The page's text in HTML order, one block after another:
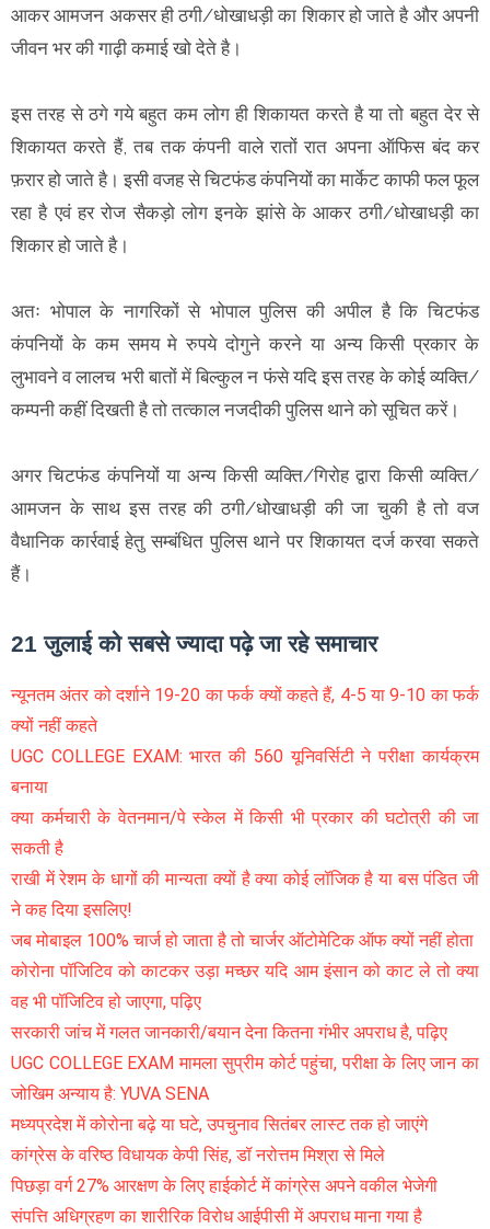
आकर आमजन अकसर ही ठगी/धोखाधड़ी का शिकार हो जाते है और अपनी
जीवन भर की गाढ़ी कमाई खो देते है।
इस तरह से ठगे गये बहुत कम लोग ही शिकायत करते है या तो बहुत देर से
शिकायत करते हैं, तब तक कंपनी वाले रातों रात अपना ऑफिस बंद कर
फ़रार हो जाते है। इसी वजह से चिटफंड कंपनियों का मार्केट काफी फल फूल
रहा है एवं हर रोज सैकड़ो लोग इनके झांसे के आकर ठगी/धोखाधड़ी का
शिकार हो जाते है।
अतः भोपाल के नागरिकों से भोपाल पुलिस की अपील है कि चिटफंड
कंपनियों के कम समय मे रुपये दोगुने करने या अन्य किसी प्रकार के
लुभावने व लालच भरी बातों में बिल्कुल न फंसे यदि इस तरह के कोई व्यक्ति/
कम्पनी कहीं दिखती है तो तत्काल नजदीकी पुलिस थाने को सूचित करें।
अगर चिटफंड कंपनियों या अन्य किसी व्यक्ति/गिरोह द्वारा किसी व्यक्ति/
आमजन के साथ इस तरह की ठगी/धोखाधड़ी की जा चुकी है तो वज
वैधानिक कार्रवाई हेतु सम्बंधित पुलिस थाने पर शिकायत दर्ज करवा सकते
हैं।
21 जुलाई को सबसे ज्यादा पढ़े जा रहे समाचार
न्यूनतम अंतर को दर्शाने 19-20 का फर्क क्यों कहते हैं, 4-5 या 9-10 का फर्क
क्यों नहीं कहते
UGC COLLEGE EXAM: भारत की 560 यूनिवर्सिटी ने परीक्षा कार्यक्रम
बनाया
क्या कर्मचारी के वेतनमान/पे स्केल में किसी भी प्रकार की घटोत्री की जा
सकती है
राखी में रेशम के धागों की मान्यता क्यों है क्या कोई लॉजिक है या बस पंडित जी
ने कह दिया इसलिए!
जब मोबाइल 100% चार्ज हो जाता है तो चार्जर ऑटोमेटिक ऑफ क्यों नहीं होता
कोरोना पॉजिटिव को काटकर उड़ा मच्छर यदि आम इंसान को काट ले तो क्या
वह भी पॉजिटिव हो जाएगा, पढ़िए
सरकारी जांच में गलत जानकारी/बयान देना कितना गंभीर अपराध है, पढ़िए
UGC COLLEGE EXAM मामला सुप्रीम कोर्ट पहुंचा, परीक्षा के लिए जान का
जोखिम अन्याय है: YUVA SENA
मध्यप्रदेश में कोरोना बढ़े या घटे, उपचुनाव सितंबर लास्ट तक हो जाएंगे
कांग्रेस के वरिष्ठ विधायक केपी सिंह, डॉ नरोत्तम मिश्रा से मिले
पिछड़ा वर्ग 27% आरक्षण के लिए हाईकोर्ट में कांग्रेस अपने वकील भेजेगी
संपत्ति अधिग्रहण का शारीरिक विरोध आईपीसी में अपराध माना गया है